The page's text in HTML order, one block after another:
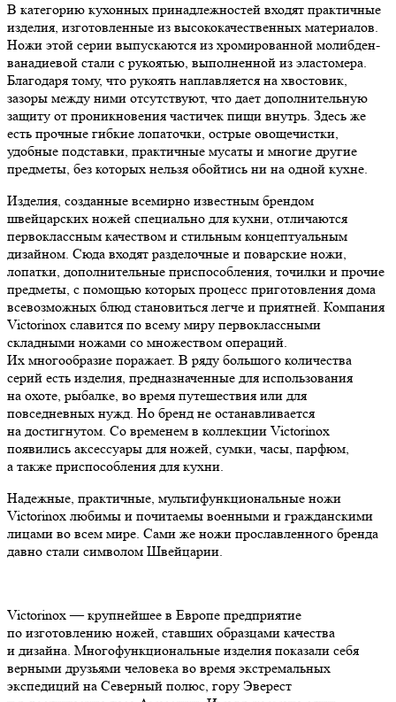
В категорию кухонных принадлежностей входят практичные
изделия, изготовленные из высококачественных материалов.
Ножи этой серии выпускаются из хромированной молибден-
ванадиевой стали с рукоятью, выполненной из эластомера.
Благодаря тому, что рукоять наплавляется на хвостовик,
зазоры между ними отсутствуют, что дает дополнительную
защиту от проникновения частичек пищи внутрь. Здесь же
есть прочные гибкие лопаточки, острые овощечистки,
удобные подставки, практичные мусаты и многие другие
предметы, без которых нельзя обойтись ни на одной кухне.
Изделия, созданные всемирно известным брендом
швейцарских ножей специально для кухни, отличаются
первоклассным качеством и стильным концептуальным
дизайном. Сюда входят разделочные и поварские ножи,
лопатки, дополнительные приспособления, точилки и прочие
предметы, с помощью которых процесс приготовления дома
всевозможных блюд становиться легче и приятней. Компания
Victorinox славится по всему миру первоклассными
складными ножами со множеством операций.
Их многообразие поражает. В ряду большого количества
серий есть изделия, предназначенные для использования
на охоте, рыбалке, во время путешествия или для
повседневных нужд. Но бренд не останавливается
на достигнутом. Со временем в коллекции Victorinox
появились аксессуары для ножей, сумки, часы, парфюм,
а также приспособления для кухни.
Надежные, практичные, мультифункциональные ножи
Victorinox любимы и почитаемы военными и гражданскими
лицами во всем мире. Сами же ножи прославленного бренда
давно стали символом Швейцарии.
Victorinox — крупнейшее в Европе предприятие
по изготовлению ножей, ставших образцами качества
и дизайна. Многофункциональные изделия показали себя
верными друзьями человека во время экстремальных
экспедиций на Северный полюс, гору Эверест